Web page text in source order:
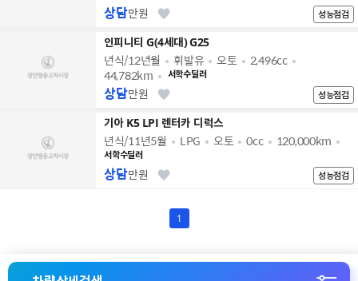
성능점검
상담만원
인피니티 G(4세대) G25
년식/12년월 휘발유 오토
2,496cc
44,782km
서학수딜러
성능점검
상담만원
기아 K5 LPI 렌터카 디럭스
년식/11년5월 LPG 오토 0cc 120,000km
서학수딜러
성능점검
상담만원
1